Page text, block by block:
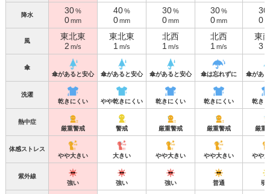
降水 30%
0mm
40%
0mm
30%
0mm
30%
0mm
30
0
風
東北東
2 m/s
東北東
1 m/s
北西
1 m/s
北西
1 m/s
東
3
傘
傘があると安心
傘があると安心 傘があると安心 傘は忘れずに 傘があ
洗濯
乾きにくい
やや乾きにくい 乾きにくい 乾きにくい 乾き
熱中症
厳重警戒
警戒 厳重警戒 厳重警戒 厳重
体感ストレス
やや大きい
大きい やや大きい やや大きい やや
紫外線
強い
強い 強い 普通 弱